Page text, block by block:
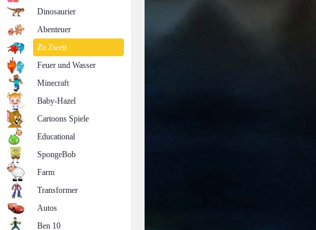
Dinosaurier
Abenteuer
Zu Zweit
Feuer und Wasser
Minecraft
Baby-Hazel
Cartoons Spiele
Educational
SpongeBob
Farm
Transformer
Autos
Ben 10